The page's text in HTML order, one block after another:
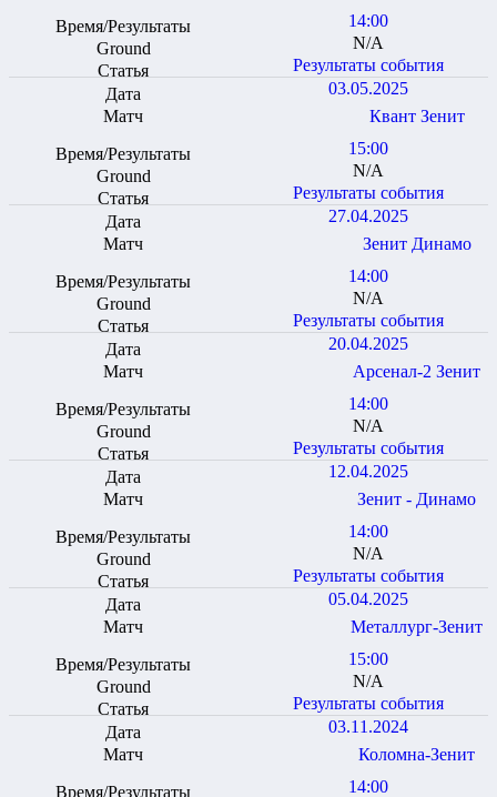
14:00
N/A
Результаты события
03.05.2025
Квант Зенит
15:00
N/A
Результаты события
27.04.2025
Зенит Динамо
14:00
N/A
Результаты события
20.04.2025
Арсенал-2 Зенит
14:00
N/A
Результаты события
12.04.2025
Зенит - Динамо
14:00
N/A
Результаты события
05.04.2025
Металлург-Зенит
15:00
N/A
Результаты события
03.11.2024
Коломна-Зенит
14:00